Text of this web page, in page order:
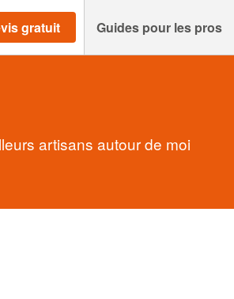
gratuit Guides pour les pros
artisans autour de moi